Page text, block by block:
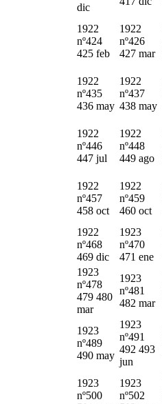
dic
1922
nº424
425 feb
1922
nº426
427 mar
1922
nº435
436 may
1922
nº437
438 may
1922
nº446
447 jul
1922
nº448
449 ago
1922
nº457
458 oct
1922
nº459
460 oct
1922
nº468
469 dic
1923
nº470
471 ene
1923
nº478
479 480
mar
1923
nº481
482 mar
1923
nº489
490 may
1923
nº491
492 493
jun
1923
nº500
1923
nº502